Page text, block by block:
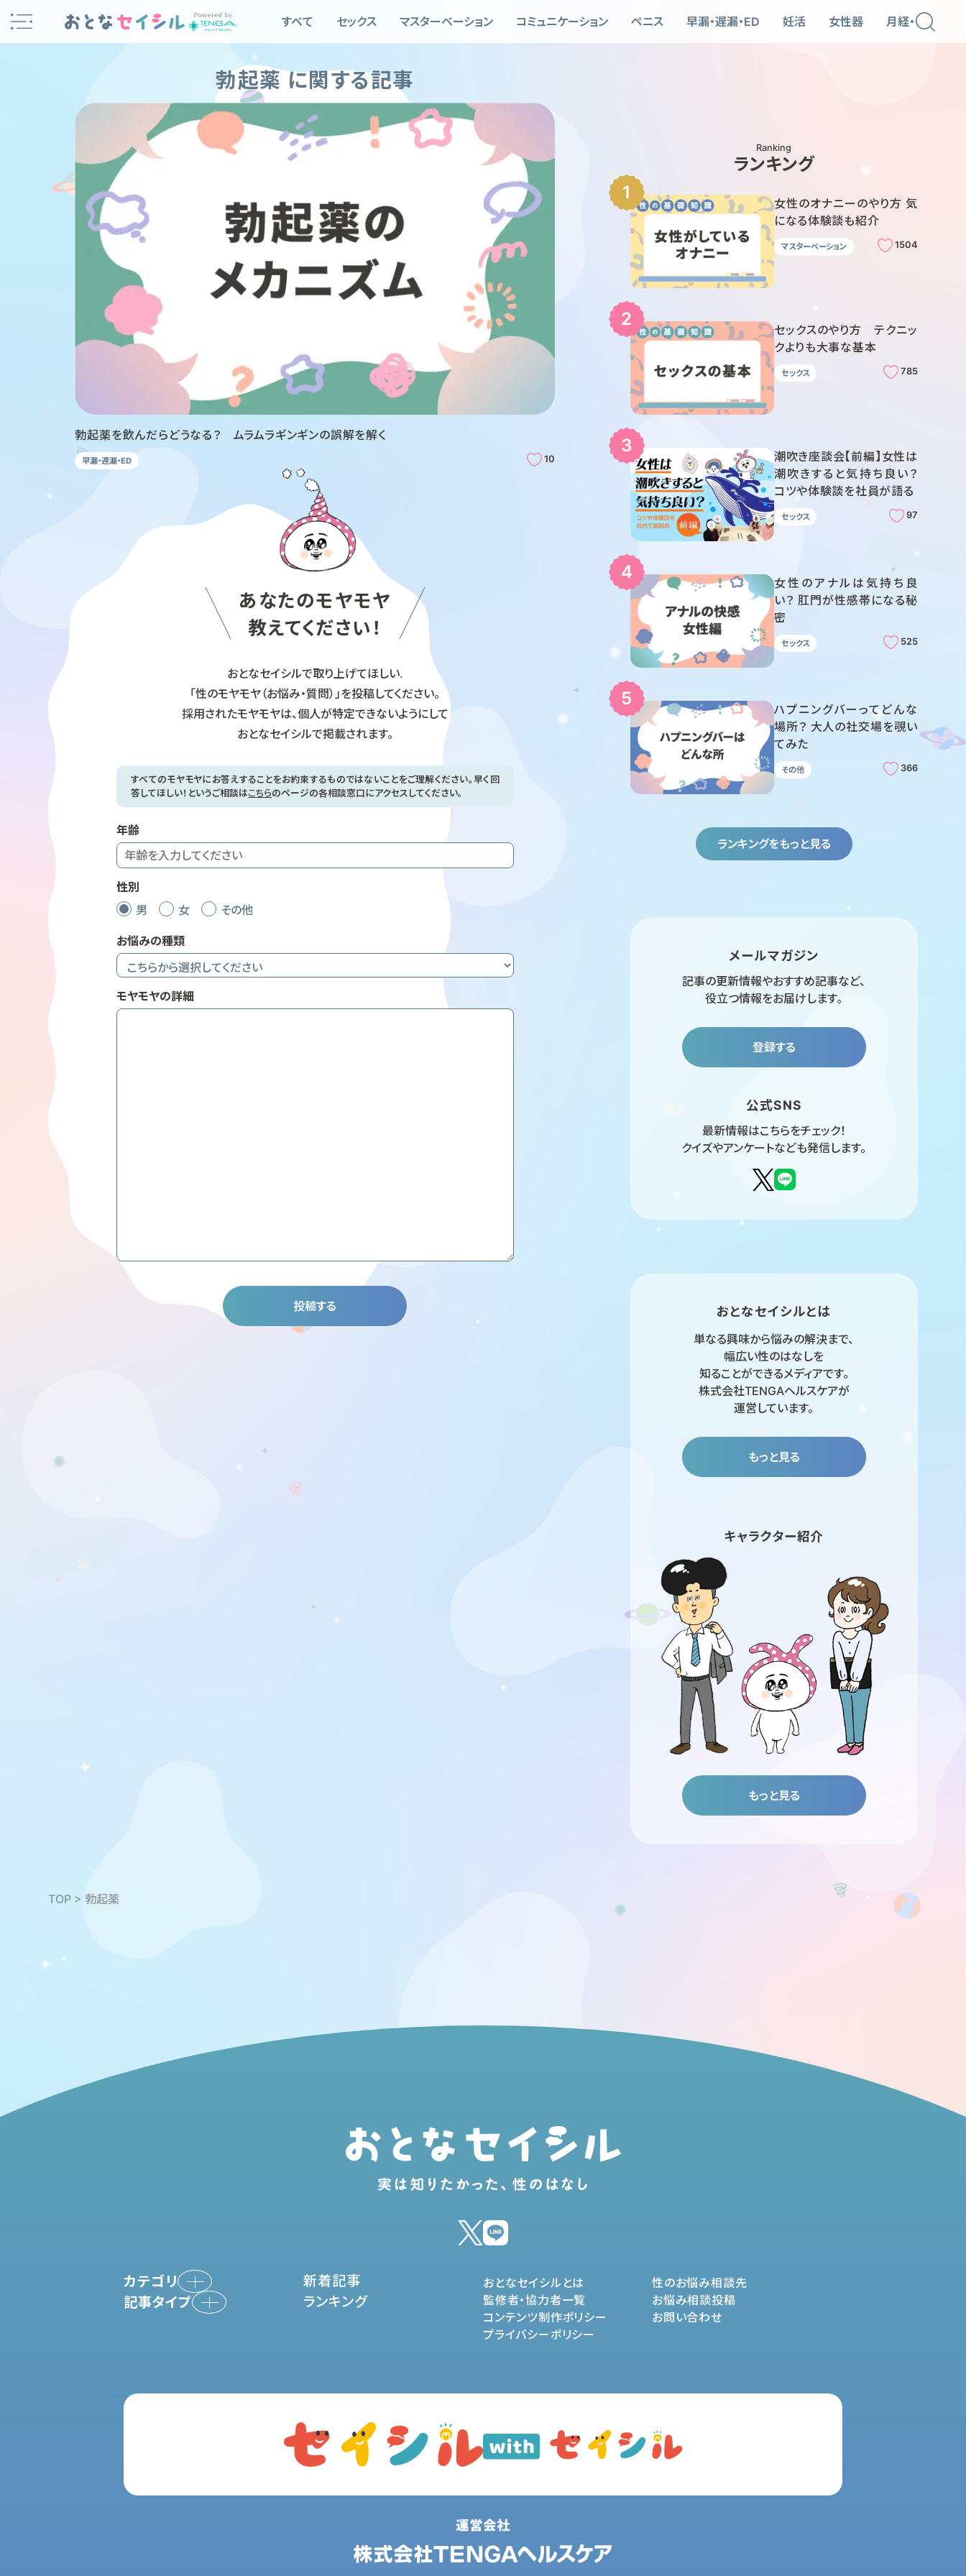
content
すべて セックス マスターベーション コミュニケーション ペニス 早漏・遅漏・ED 妊活 女性器 月経・PMS
勃起薬 に関する記事
勃起薬を飲んだらどうなる？ ムラムラギンギンの誤解を解く
早漏・遅漏・ED 10
あなたのモヤモヤ
教えてください！
おとなセイシルで取り上げてほしい.
「性のモヤモヤ（お悩み・質問）」を投稿してください。
採用されたモヤモヤは、個人が特定できないようにして
おとなセイシルで掲載されます。
すべてのモヤモヤにお答えすることをお約束するものではないことをご理解ください。早く回
答してほしい！というご相談はこちらのページの各相談窓口にアクセスしてください。
年齢
性別
男
女 その他
お悩みの種類
モヤモヤの詳細
Ranking
ランキング
女性のオナニーのやり方 気
になる体験談も紹介
マスターベーション 1504
セックスのやり方 テクニッ
クよりも大事な基本
セックス 785
潮吹き座談会【前編】女性は
潮吹きすると気持ち良い？
コツや体験談を社員が語る
セックス 97
女性のアナルは気持ち良
い？ 肛門が性感帯になる秘
密
セックス 525
ハプニングバーってどんな
場所？ 大人の社交場を覗い
てみた
その他 366
ランキングをもっと見る
メールマガジン
記事の更新情報やおすすめ記事など、
役立つ情報をお届けします。
登録する
公式SNS
最新情報はこちらをチェック！
クイズやアンケートなども発信します。
おとなセイシルとは
単なる興味から悩みの解決まで、
幅広い性のはなしを
知ることができるメディアです。
株式会社TENGAヘルスケアが
運営しています。
もっと見る
キャラクター紹介
もっと見る
TOP > 勃起薬
カテゴリ
セックス
早漏・遅漏・ED
膣トレ・骨盤底筋
記事タイプ
気になる性のはなし
新着記事
ランキング
おとなセイシルとは
性のお悩み相談先
監修者・協力者一覧
お悩み相談投稿
コンテンツ制作ポリシー
お問い合わせ
プライバシーポリシー